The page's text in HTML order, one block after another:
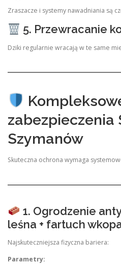
Zraszacze i systemy nawadniania są
5. Przewracanie
Dziki regularnie wracają w te same
zabezpieczenia
Szymanów
Skuteczna ochrona wymaga
1. Ogrodzenie
leśna + fartuch
Najskuteczniejsza fizyczna bariera:
Parametry: